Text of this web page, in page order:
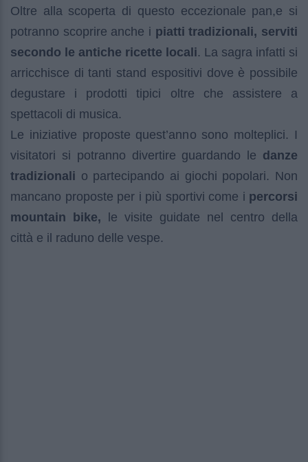
Oltre alla scoperta di questo eccezionale pan,e si
potranno scoprire anche i piatti tradizionali, serviti
secondo le antiche ricette locali. La sagra infatti si
arricchisce di tanti stand espositivi dove è possibile
degustare i prodotti tipici oltre che assistere a
spettacoli di musica.
Le iniziative proposte quest’anno sono molteplici. I
visitatori si potranno divertire guardando le danze
tradizionali o partecipando ai giochi popolari. Non
mancano proposte per i più sportivi come i percorsi
mountain bike, le visite guidate nel centro della
città e il raduno delle vespe.